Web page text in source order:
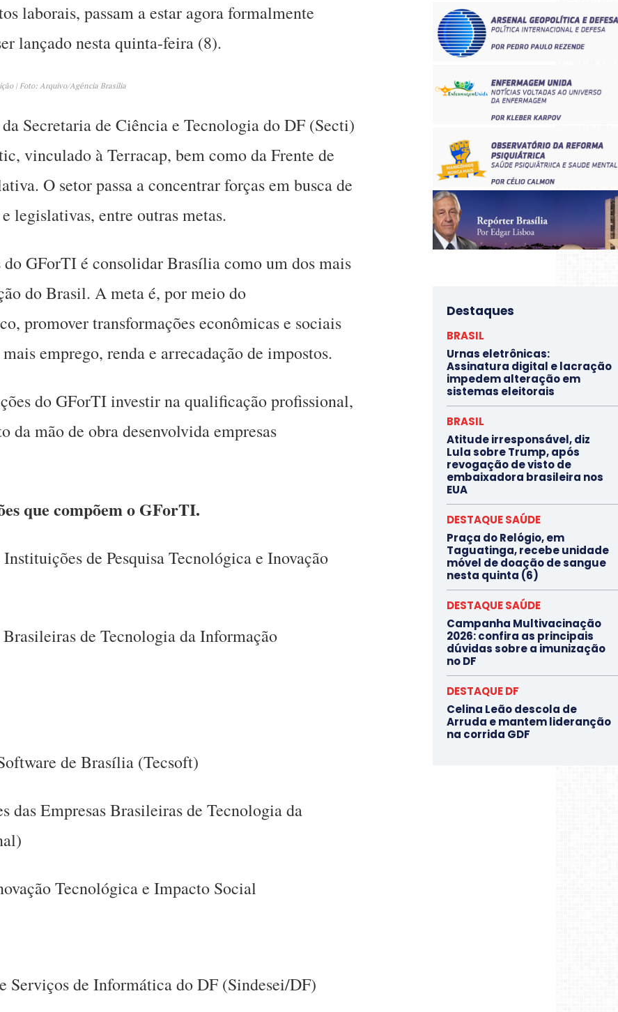
laborais, passam a estar agora formalmente
lançado nesta quinta-feira (8).
| Foto: Arquivo/Agência Brasília
Secretaria de Ciência e Tecnologia do DF (Secti)
vinculado à Terracap, bem como da Frente de
O setor passa a concentrar forças em busca de
legislativas, entre outras metas.
GForTI é consolidar Brasília como um dos mais
do Brasil. A meta é, por meio do
promover transformações econômicas e sociais
emprego, renda e arrecadação de impostos.
do GForTI investir na qualificação profissional,
da mão de obra desenvolvida empresas
que compõem o GForTI.
de Pesquisa Tecnológica e Inovação
de Tecnologia da Informação
de Brasília (Tecsoft)
das Empresas Brasileiras de Tecnologia da
Tecnológica e Impacto Social
Serviços de Informática do DF (Sindesei/DF)
Destaques
BRASIL
Urnas eletrônicas:
Assinatura digital e lacração
impedem alteração em
sistemas eleitorais
BRASIL
Atitude irresponsável, diz
Lula sobre Trump, após
revogação de visto de
embaixadora brasileira nos
EUA
DESTAQUE SAÚDE
Praça do Relógio, em
Taguatinga, recebe unidade
móvel de doação de sangue
nesta quinta (6)
DESTAQUE SAÚDE
Campanha Multivacinação
2026: confira as principais
dúvidas sobre a imunização
no DF
DESTAQUE DF
Celina Leão descola de
Arruda e mantem lideranção
na corrida GDF